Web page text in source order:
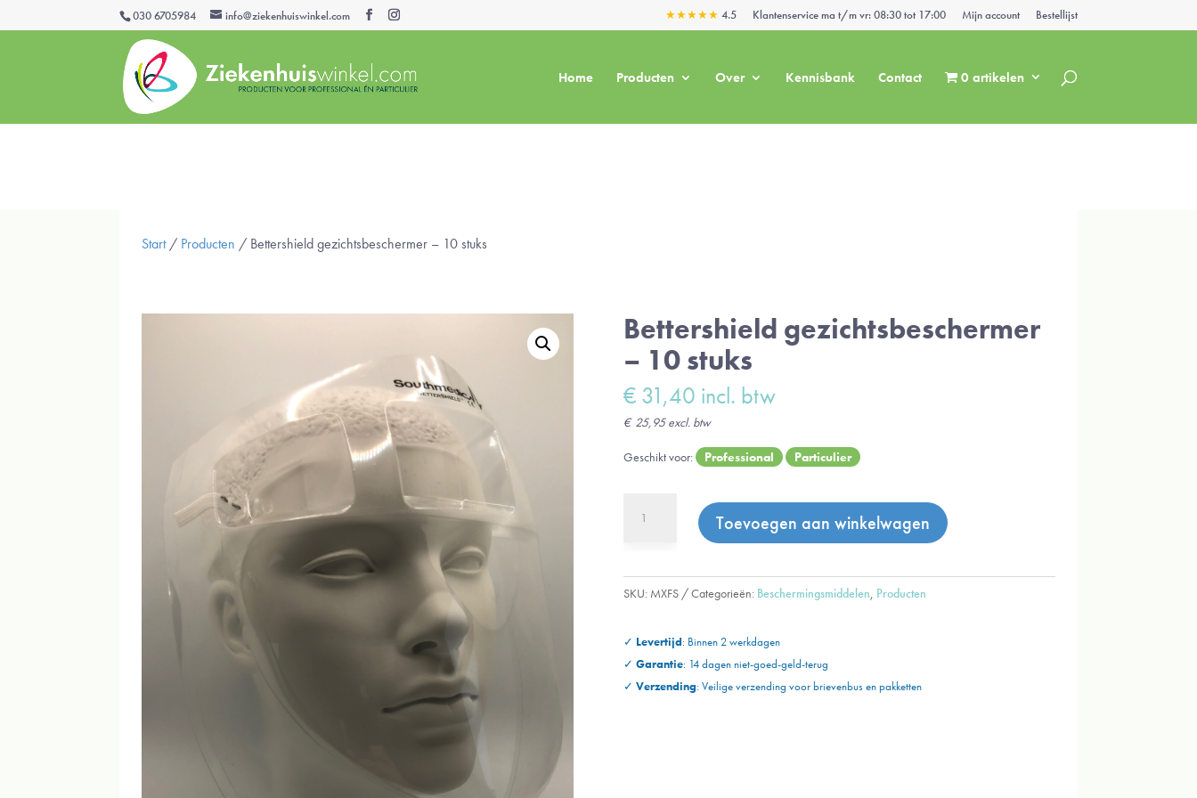
030 6705984 info@ziekenhuiswinkel.com ★★★★★ 4.5 Klantenservice ma t/m vr: 08:30 tot 17:00 Mijn account Bestellijst
Home Producten Over Kennisbank Contact 0 artikelen
Start/ Producten / Bettershield gezichtsbeschermer – 10 stuks
Bettershield gezichtsbeschermer
– 10 stuks
€ 31,40 incl. btw
€ 25,95excl. btw
Geschikt voor: Professional Particulier
gezichtsbeschermer
stuks
Toevoegen aan winkelwagen
SKU: MXFS Categorieën: Beschermingsmiddelen, Producten
✓ Levertijd: Binnen 2 werkdagen
✓Garantie: 14 dagen niet-goed-geld-terug
✓Verzending:Veilige verzending voor brievenbus enpakketten